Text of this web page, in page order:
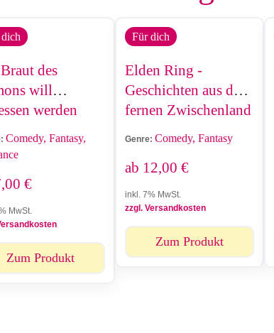
des
will
werden
Comedy, Fantasy,
€
MwSt.
Zum Produkt
Für dich
Elden Ring -
Geschichten aus dem
fernen Zwischenland
Genre: Comedy, Fantasy
ab 12,00 €
inkl. 7% MwSt.
zzgl. Versandkosten
Zum Produkt